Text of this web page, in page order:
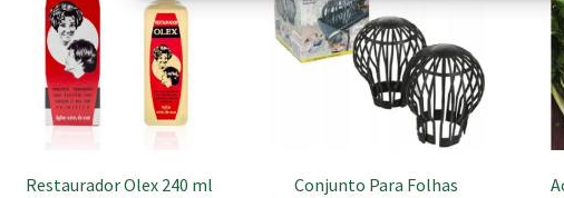
Restaurador Olex 240 ml Conjunto Para Folhas